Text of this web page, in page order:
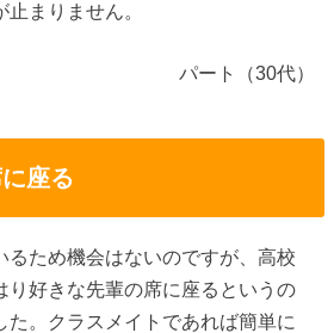
まりません。
パート（30代）
座る
るため機会はないのですが、高校
り好きな先輩の席に座るというの
た。クラスメイトであれば簡単に